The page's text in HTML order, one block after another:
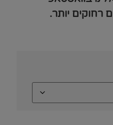
רחוקים יותר.